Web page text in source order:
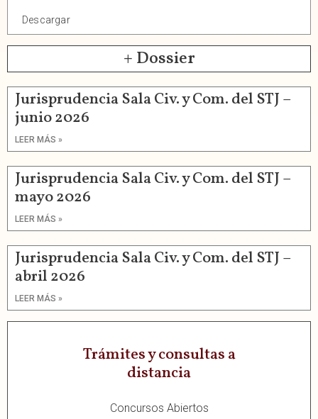
Descargar
+ Dossier
Jurisprudencia Sala Civ. y Com. del STJ –
junio 2026
LEER MÁS »
Jurisprudencia Sala Civ. y Com. del STJ –
mayo 2026
LEER MÁS »
Jurisprudencia Sala Civ. y Com. del STJ –
abril 2026
LEER MÁS »
Trámites y consultas a
distancia
Concursos Abiertos